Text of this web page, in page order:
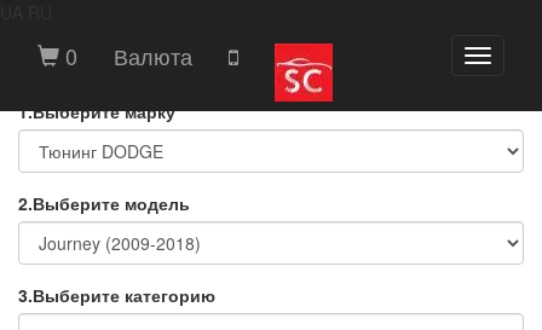
Toggle
0 Валюта
ВЫБЕРИТЕ МАРКУ И МОДЕЛЬ
АВТОМОБИЛЯ
1.Выберите марку
2.Выберите модель
3.Выберите категорию